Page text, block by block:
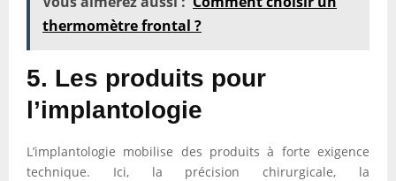
thermomètre frontal ?
5. Les produits pour
l’implantologie
L’implantologie mobilise des produits à forte exigence
technique. Ici, la précision chirurgicale, la